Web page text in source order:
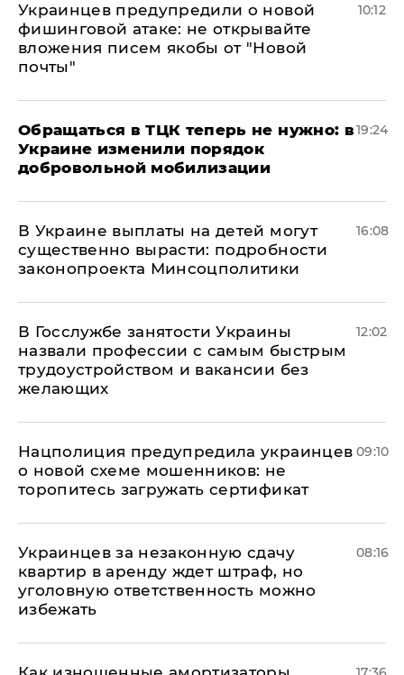
Украинцев предупредили о новой
фишинговой атаке: не открывайте
вложения писем якобы от "Новой
почты"
10:12
Обращаться в ТЦК теперь не нужно: в
Украине изменили порядок
добровольной мобилизации
19:24
В Украине выплаты на детей могут
существенно вырасти: подробности
законопроекта Минсоцполитики
16:08
В Госслужбе занятости Украины
назвали профессии с самым быстрым
трудоустройством и вакансии без
желающих
12:02
Нацполиция предупредила украинцев
о новой схеме мошенников: не
торопитесь загружать сертификат
09:10
Украинцев за незаконную сдачу
квартир в аренду ждет штраф, но
уголовную ответственность можно
избежать
08:16